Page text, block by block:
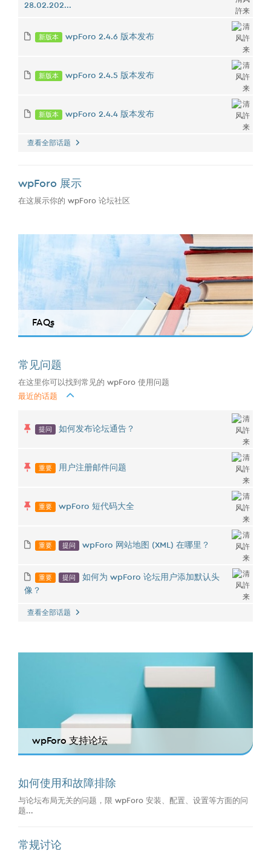
28.02.202...
新版本 wpForo 2.4.6 版本发布
新版本 wpForo 2.4.5 版本发布
新版本 wpForo 2.4.4 版本发布
查看全部话题
wpForo 展示
在这展示你的 wpForo 论坛社区
FAQs
常见问题
在这里你可以找到常见的 wpForo 使用问题
最近的话题
提问 如何发布论坛通告？
重要 用户注册邮件问题
重要 wpForo 短代码大全
重要 提问 wpForo 网站地图 (XML) 在哪里？
重要 提问
如何为 wpForo 论坛用户添加默认头
像？
查看全部话题
wpForo 支持论坛
如何使用和故障排除
与论坛布局无关的问题，限 wpForo 安装、配置、设置等方面的问
题...
常规讨论